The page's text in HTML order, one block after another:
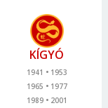
KÍGYÓ
1941
1953
1965
1977
1989
2001